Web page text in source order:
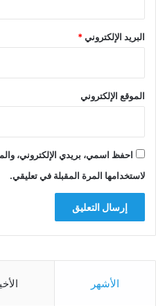
البريد الإلكتروني*
الموقع الإلكتروني
احفظ اسمي، بريدي الإلكتروني،
لاستخدامها المرة المقبلة في تعليقي.
الأشهر